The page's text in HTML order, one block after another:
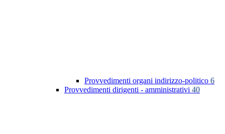
Provvedimenti organi indirizzo-politico 6
Provvedimenti dirigenti - amministrativi 40